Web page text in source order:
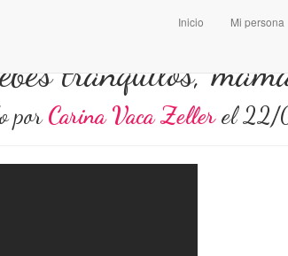
Inicio Mi persona
tranquilos,
porCarina Vaca Zellerel22/